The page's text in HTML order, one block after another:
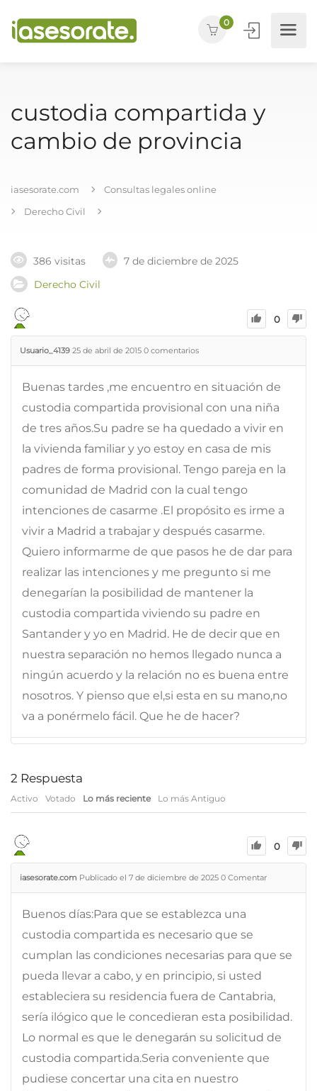
0
custodia compartida y
cambio de provincia
iasesorate.com
Consultas legales online
Derecho Civil
386 visitas
7 de diciembre de 2025
Derecho Civil
0
Usuario_4139 25 de abril de 2015 0 comentarios
Buenas tardes ,me encuentro en situación de
custodia compartida provisional con una niña
de tres años.Su padre se ha quedado a vivir en
la vivienda familiar y yo estoy en casa de mis
padres de forma provisional. Tengo pareja en la
comunidad de Madrid con la cual tengo
intenciones de casarme .El propósito es irme a
vivir a Madrid a trabajar y después casarme.
Quiero informarme de que pasos he de dar para
realizar las intenciones y me pregunto si me
denegarían la posibilidad de mantener la
custodia compartida viviendo su padre en
Santander y yo en Madrid. He de decir que en
nuestra separación no hemos llegado nunca a
ningún acuerdo y la relación no es buena entre
nosotros. Y pienso que el,si esta en su mano,no
va a ponérmelo fácil. Que he de hacer?
2 Respuesta
Activo Votado Lo más reciente Lo más Antiguo
0
iasesorate.com Publicado el 7 de diciembre de 2025 0 Comentar
Buenos días:Para que se establezca una
custodia compartida es necesario que se
cumplan las condiciones necesarias para que se
pueda llevar a cabo, y en principio, si usted
estableciera su residencia fuera de Cantabria,
sería ilógico que le concedieran esta posibilidad.
Lo normal es que le denegarán su solicitud de
custodia compartida.Seria conveniente que
pudiese concertar una cita en nuestro